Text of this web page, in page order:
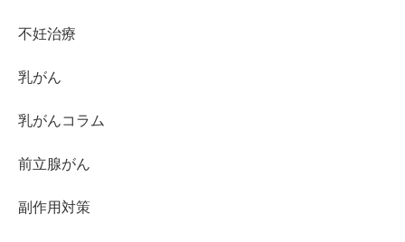
不妊治療
乳がん
乳がんコラム
前立腺がん
副作用対策